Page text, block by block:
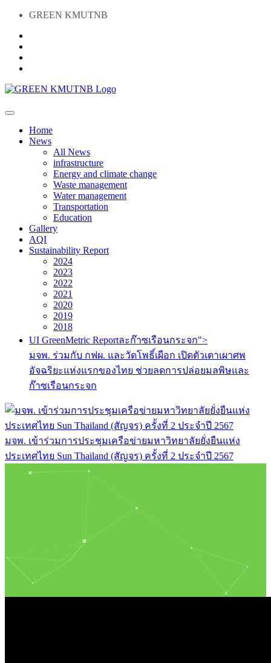
GREEN KMUTNB
Home
News
All News
infrastructure
Energy and climate change
Waste management
Water management
Transportation
Education
Gallery
AQI
Sustainability Report
2024
2023
2022
2021
2020
2019
2018
UI GreenMetric Reportละก๊าซเรือนกระจก">
มจพ. ร่วมกับ กฟผ. และวัดโพธิ์เผือก เปิดตัวเตาเผาศพ
อัจฉริยะแห่งแรกของไทย ช่วยลดการปล่อยมลพิษและ
ก๊าซเรือนกระจก
มจพ. เข้าร่วมการประชุมเครือข่ายมหาวิทยาลัยยั่งยืนแห่ง
ประเทศไทย Sun Thailand (สัญจร) ครั้งที่ 2 ประจำปี 2567